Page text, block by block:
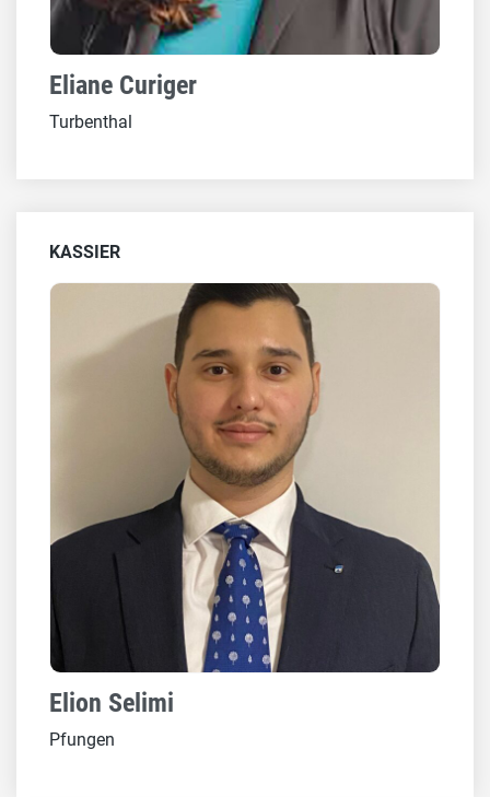
Eliane Curiger
Turbenthal
KASSIER
Elion Selimi
Pfungen